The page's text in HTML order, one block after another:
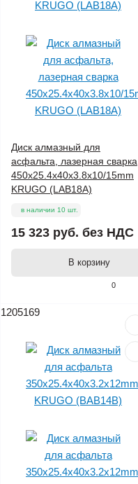
0
Диск алмазный для
асфальта, лазерная сварка
450x25.4x40x3.8x10/15mm
KRUGO (LAB18A)
в наличии 10 шт.
15 323 руб. без НДС
В корзину
1205169